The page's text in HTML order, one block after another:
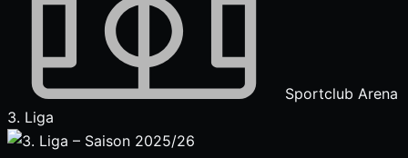
Sportclub Arena
3. Liga